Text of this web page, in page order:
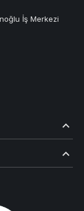
İş Merkezi